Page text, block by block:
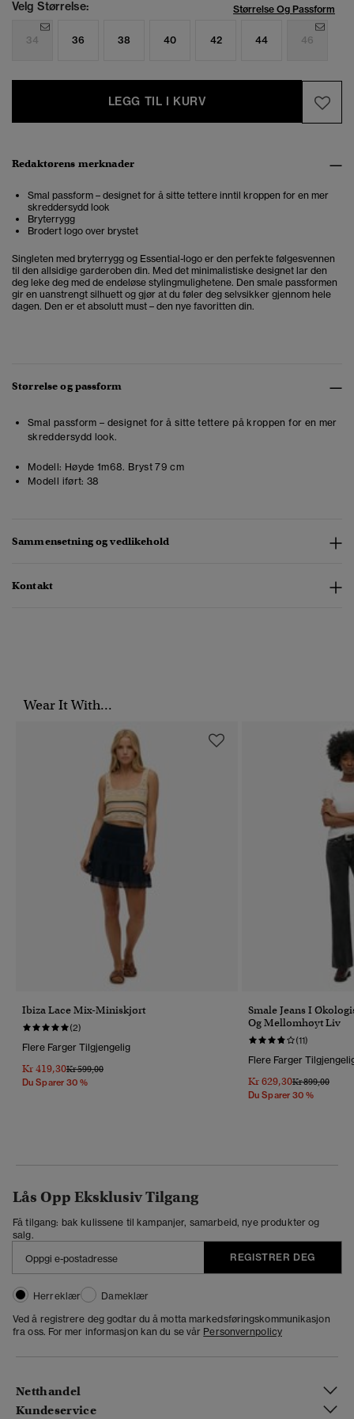
Velg Størrelse: Størrelse Og Passform
34 36 38 40 42 44 46
LEGG TIL I KURV
Redaktørens merknader
Smal passform – designet for å sitte tettere inntil kroppen for en mer
skreddersydd look
Bryterrygg
Brodert logo over brystet
Singleten med bryterrygg og Essential-logo er den perfekte følgesvennen
til den allsidige garderoben din. Med det minimalistiske designet lar den
deg leke deg med de endeløse stylingmulighetene. Den smale passformen
gir en uanstrengt silhuett og gjør at du føler deg selvsikker gjennom hele
dagen. Den er et absolutt must – den nye favoritten din.
Størrelse og passform
Smal passform – designet for å sitte tettere på kroppen for en mer
skreddersydd look.
Modell: Høyde 1m68. Bryst 79 cm
Modell iført: 38
Sammensetning og vedlikehold
Kontakt
Wear It With...
Ibiza Lace Mix-Miniskjørt
(2)
Flere Farger Tilgjengelig
Kr 419,30Pris Nedsatt Fra
Kr 599,00Til
Du Sparer 30 %
Smale Jeans I
Og Mellomhøyt Liv
(11)
Flere Farger
Kr 629,30Pris Nedsatt
Kr 899,00Til
Du Sparer 30 %
Lås Opp Eksklusiv Tilgang
Få tilgang: bak kulissene til kampanjer, samarbeid, nye produkter og
salg.
REGISTRER DEG
Herreklær
Dameklær
Ved å registrere deg godtar du å motta markedsføringskommunikasjon
fra oss. For mer informasjon kan du se vår Personvernpolicy
Netthandel
Kundeservice